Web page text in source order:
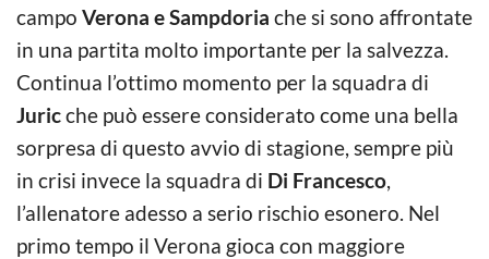
campo Verona e Sampdoria che si sono affrontate
in una partita molto importante per la salvezza.
Continua l’ottimo momento per la squadra di
Juricche può essere considerato come una bella
sorpresa di questo avvio di stagione, sempre più
in crisi invece la squadra di Di Francesco,
l’allenatore adesso a serio rischio esonero. Nel
primo tempo il Verona gioca con maggiore